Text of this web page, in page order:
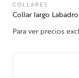
COLLARES
Collar largo
Para ver precios